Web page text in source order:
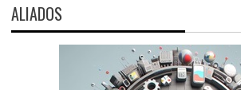
ALIADOS